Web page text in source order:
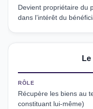
Devient propriétaire du
dans l’intérêt du
RÔLE
Récupère les biens au
constituant lui-même)